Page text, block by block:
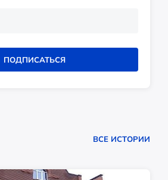
ПОДПИСАТЬСЯ
ВСЕ ИСТОРИИ